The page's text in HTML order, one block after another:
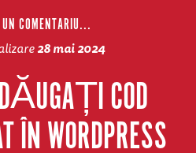
COMENTARIU...
28 mai 2024
COD
ÎN WORDPRESS